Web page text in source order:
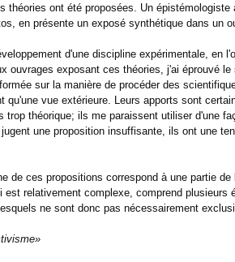
théories ont été proposées. Un épistémologiste
en présente un exposé synthétique dans un
d'une discipline expérimentale, en
ouvrages exposant ces théories, j'ai éprouvé
sur la manière de procéder des
qu'une vue extérieure. Leurs apports sont
trop théorique; ils me paraissent utiliser d'une
une proposition insuffisante, ils ont une
de ces propositions correspond à une partie
est relativement complexe, comprend plusieurs
ne sont donc pas nécessairement